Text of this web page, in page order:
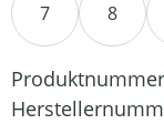
7 8